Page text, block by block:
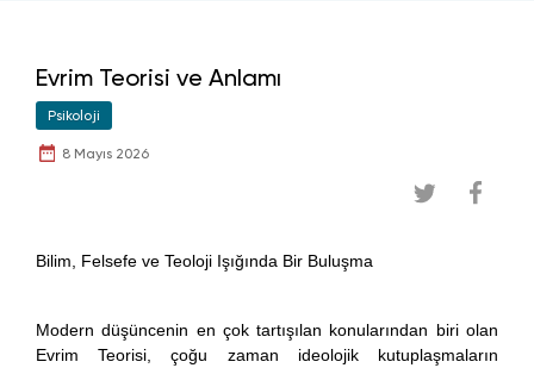
Evrim Teorisi ve Anlamı
Psikoloji
8 Mayıs 2026
Bilim, Felsefe ve Teoloji Işığında Bir Buluşma
Modern düşüncenin en çok tartışılan konularından biri olan
Evrim Teorisi, çoğu zaman ideolojik kutuplaşmaların